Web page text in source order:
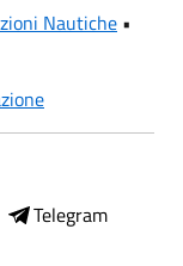
Nautiche •
Telegram